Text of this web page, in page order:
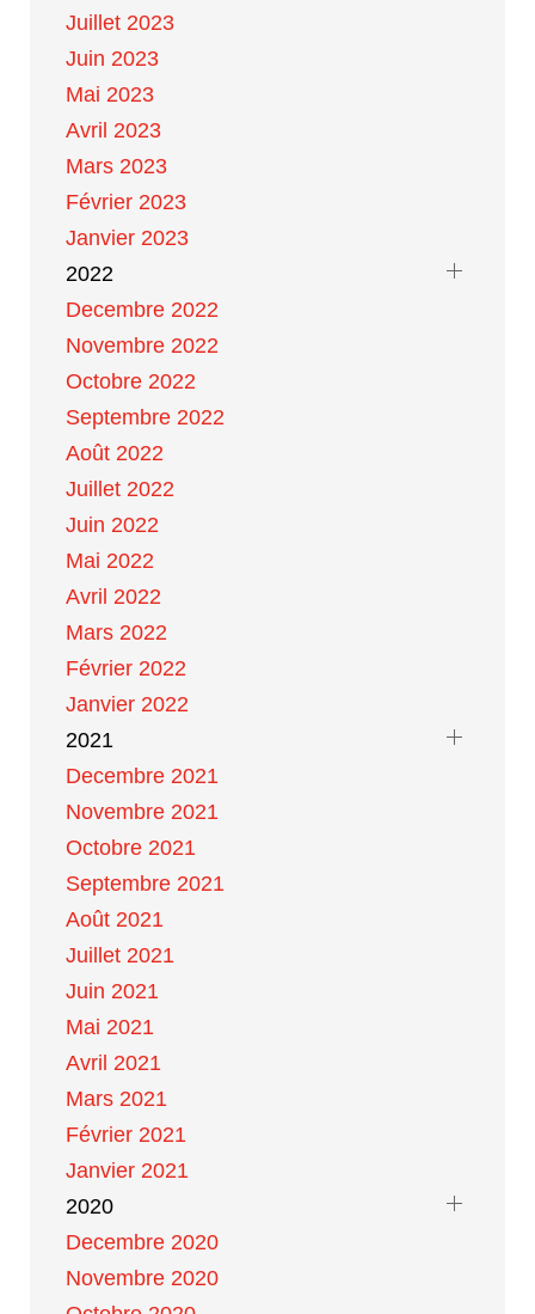
Juillet 2023
Juin 2023
Mai 2023
Avril 2023
Mars 2023
Février 2023
Janvier 2023
2022
Decembre 2022
Novembre 2022
Octobre 2022
Septembre 2022
Août 2022
Juillet 2022
Juin 2022
Mai 2022
Avril 2022
Mars 2022
Février 2022
Janvier 2022
2021
Decembre 2021
Novembre 2021
Octobre 2021
Septembre 2021
Août 2021
Juillet 2021
Juin 2021
Mai 2021
Avril 2021
Mars 2021
Février 2021
Janvier 2021
2020
Decembre 2020
Novembre 2020